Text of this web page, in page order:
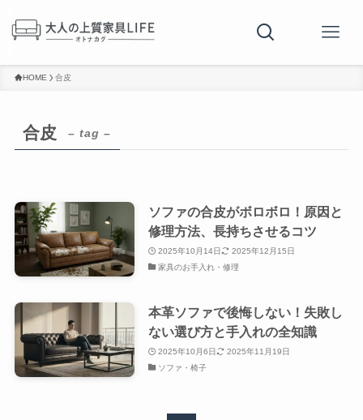
HOME 合皮
合皮 – tag –
ソファの合皮がボロボロ！原因と
修理方法、長持ちさせるコツ
2025年10月14日
2025年12月15日
家具のお手入れ・修理
本革ソファで後悔しない！失敗し
ない選び方と手入れの全知識
2025年10月6日
2025年11月19日
ソファ・椅子